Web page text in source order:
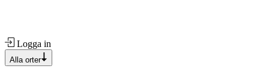
Logga in
Alla orter